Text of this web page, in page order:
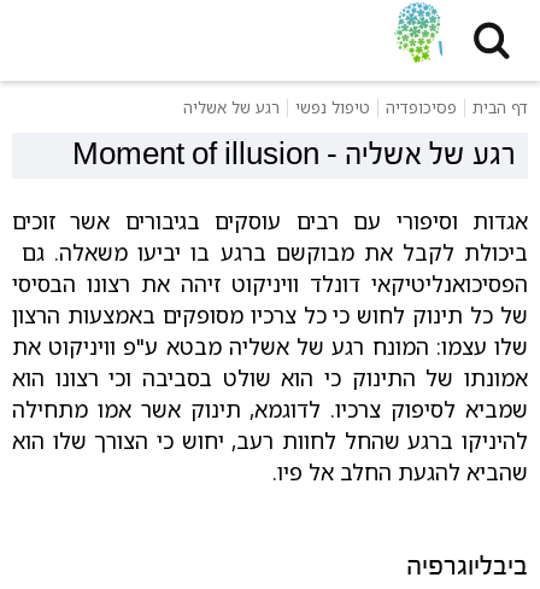
דף הבית פסיכופדיה טיפול נפשי רגע של אשליה
Moment of illusion - רגע של אשליה
אגדות וסיפורי עם רבים עוסקים בגיבורים אשר זוכים
ביכולת לקבל את מבוקשם ברגע בו יביעו משאלה. גם
הפסיכואנליטיקאי דונלד וויניקוט זיהה את רצונו הבסיסי
של כל תינוק לחוש כי כל צרכיו מסופקים באמצעות הרצון
שלו עצמו: המונח רגע של אשליה מבטא ע"פ וויניקוט את
אמונתו של התינוק כי הוא שולט בסביבה וכי רצונו הוא
שמביא לסיפוק צרכיו. לדוגמא, תינוק אשר אמו מתחילה
להיניקו ברגע שהחל לחוות רעב, יחוש כי הצורך שלו הוא
שהביא להגעת החלב אל פיו.
ביבליוגרפיה